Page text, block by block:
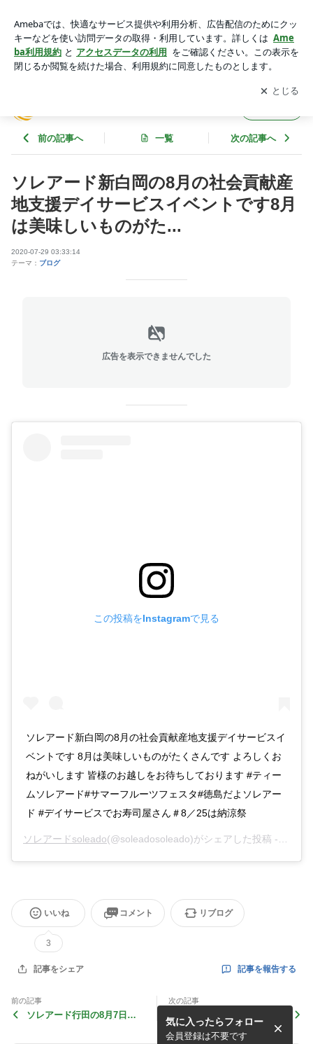
ントです8月は美味しいものがた... | Soleado ブログ
アプリをダウンロードして ブログの更新通知
を受け取りまし
ょう。
開く
前の記事へ 一覧 次の記事へ
ソレアード新白岡の8月の社会貢献産
地支援デイサービスイベントです8月
は美味しいものがた...
2020-07-29 03:33:14
テーマ： ブログ
広告を表示できませんでした
この投稿をInstagramで見る
ソレアード新白岡の8月の社会貢献産地支援デイサービスイ
ベントです 8月は美味しいものがたくさんです よろしくお
ねがいします 皆様のお越しをお待ちしております #ティー
ムソレアード#サマーフルーツフェスタ#徳島だよソレアー
ド #デイサービスでお寿司屋さん＃8／25は納涼祭
ソレアードsoleado(@soleadosoleado)がシェアした投稿 -
いいね
3
コメント リブログ
記事をシェア 記事を報告する
前の記事
ソレアード行田の8月7日の
次の記事
ソレアード久喜の8月のイベ
ントです美味しいがいっぱい
のソレアード久喜どうぞよろ
気に入ったらフォロー
会員登録は不要です